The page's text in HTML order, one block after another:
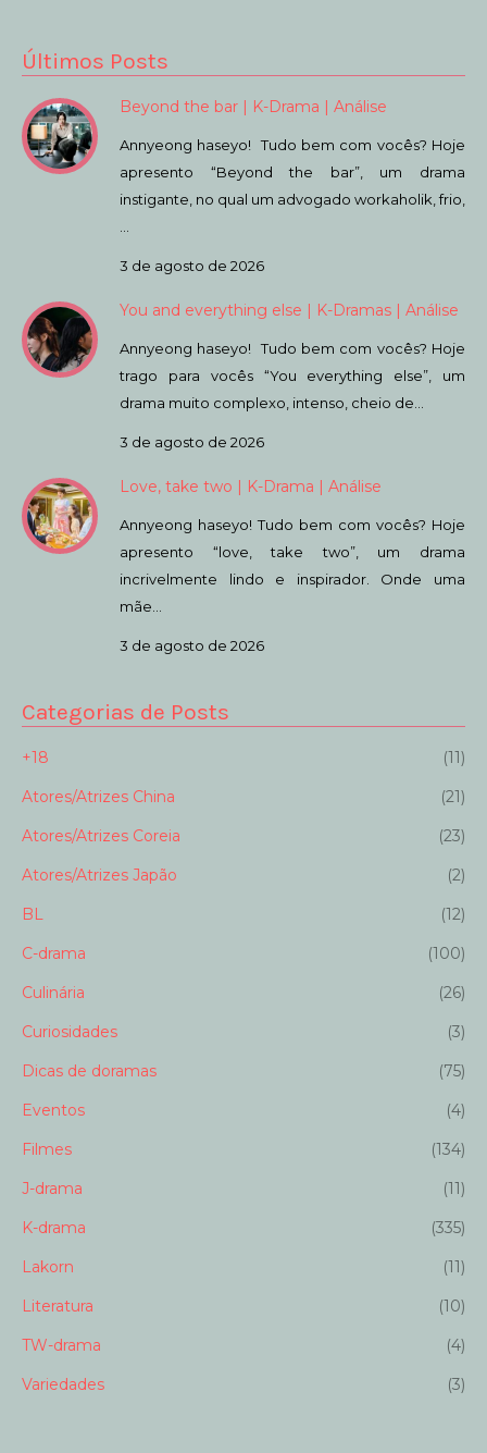
Últimos Posts
Beyond the bar | K-Drama | Análise
Annyeong haseyo! Tudo bem com vocês? Hoje
apresento “Beyond the bar”, um drama
instigante, no qual um advogado workaholik, frio,
3 de agosto de 2026
You and everything else | K-Dramas | Análise
Annyeong haseyo! Tudo bem com vocês? Hoje
trago para vocês “You everything else”, um
drama muito complexo, intenso, cheio de…
3 de agosto de 2026
Love, take two | K-Drama | Análise
Annyeong haseyo! Tudo bem com vocês? Hoje
apresento “love, take two”, um drama
incrivelmente lindo e inspirador. Onde uma
mãe…
3 de agosto de 2026
Categorias de Posts
+18
(11)
Atores/Atrizes China
(21)
Atores/Atrizes Coreia
(23)
Atores/Atrizes Japão
(2)
BL
(12)
C-drama
(100)
Culinária
(26)
Curiosidades
(3)
Dicas de doramas
(75)
Eventos
(4)
Filmes
(134)
J-drama
(11)
K-drama
(335)
Lakorn
(11)
Literatura
(10)
TW-drama
(4)
Variedades
(3)